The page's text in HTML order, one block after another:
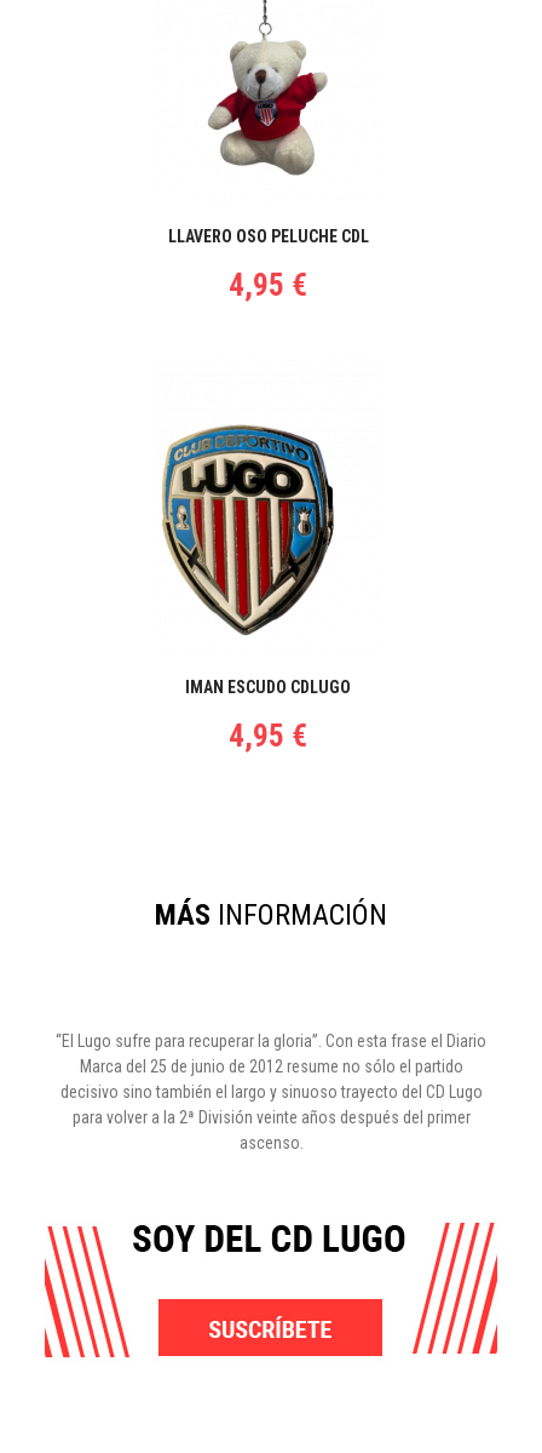
LLAVERO OSO PELUCHE CDL
4,95 €
IMAN ESCUDO CDLUGO
4,95 €
MÁS INFORMACIÓN
“El Lugo sufre para recuperar la gloria”. Con esta frase el Diario
Marca del 25 de junio de 2012 resume no sólo el partido
decisivo sino también el largo y sinuoso trayecto del CD Lugo
para volver a la 2ª División veinte años después del primer
ascenso.